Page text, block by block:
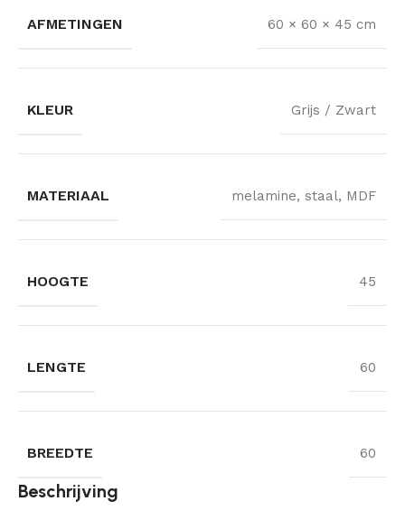
AFMETINGEN 60 × 60 × 45 cm
KLEUR Grijs / Zwart
MATERIAAL melamine, staal, MDF
HOOGTE 45
LENGTE 60
BREEDTE 60
Beschrijving